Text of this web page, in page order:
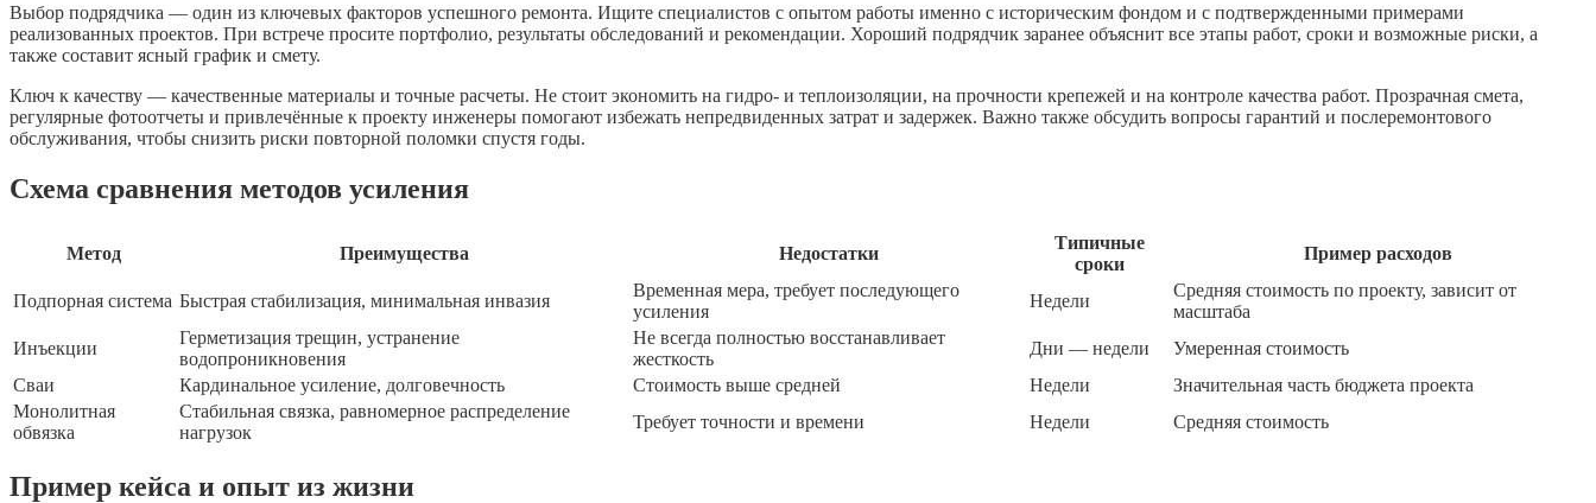
Выбор подрядчика — один из ключевых факторов успешного ремонта. Ищите специалистов с опытом работы именно с историческим фондом и с подтвержденными примерами
реализованных проектов. При встрече просите портфолио, результаты обследований и рекомендации. Хороший подрядчик заранее объяснит все этапы работ, сроки и возможные риски, а
также составит ясный график и смету.
Ключ к качеству — качественные материалы и точные расчеты. Не стоит экономить на гидро- и теплоизоляции, на прочности крепежей и на контроле качества работ. Прозрачная смета,
регулярные фотоотчеты и привлечённые к проекту инженеры помогают избежать непредвиденных затрат и задержек. Важно также обсудить вопросы гарантий и послеремонтового
обслуживания, чтобы снизить риски повторной поломки спустя годы.
Схема сравнения методов усиления
Метод Преимущества Недостатки
Типичные
сроки
Пример расходов
Подпорная система Быстрая стабилизация, минимальная инвазия
Временная мера, требует последующего
усиления
Недели
Средняя стоимость по проекту, зависит от
масштаба
Инъекции
Герметизация трещин, устранение
водопроникновения
Не всегда полностью восстанавливает
жесткость
Дни — недели
Умеренная стоимость
Сваи
Кардинальное усиление, долговечность Стоимость выше средней Недели
Значительная часть бюджета проекта
Монолитная
обвязка
Стабильная связка, равномерное распределение
нагрузок
Требует точности и времени Недели Средняя стоимость
Пример кейса и опыт из жизни